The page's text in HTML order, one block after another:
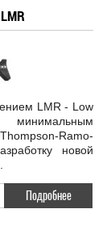
LMR - Low
Ramo-
новой
Подробнее